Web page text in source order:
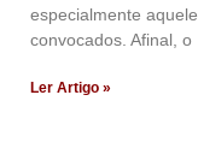
especialmente
convocados. Afinal, o
Ler Artigo »